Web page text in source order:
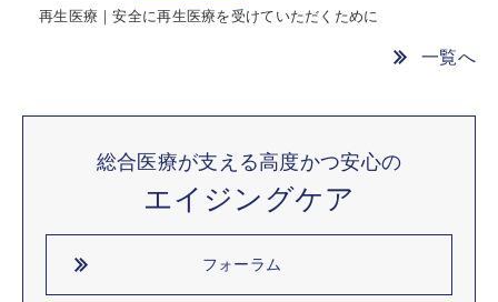
再生医療｜安全に再生医療を受けていただくために
一覧へ
総合医療が支える高度かつ安心の
エイジングケア
フォーラム